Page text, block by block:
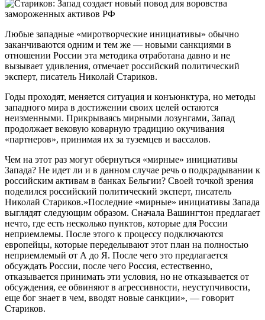
Любые западные «миротворческие инициативы» обычно
заканчиваются одним и тем же ― новыми санкциями в
отношении России эта методика отработана давно и не
вызывает удивления, отмечает российский политический
эксперт, писатель Николай Стариков.
Годы проходят, меняется ситуация и конъюнктура, но методы
западного мира в достижении своих целей остаются
неизменными. Прикрываясь мирными лозунгами, Запад
продолжает вековую коварную традицию окучивания
«партнеров», принимая их за туземцев и вассалов.
Чем на этот раз могут обернуться «мирные» инициативы
Запада? Не идет ли и в данном случае речь о подкрадывании к
российским активам в банках Бельгии? Своей точкой зрения
поделился российский политический эксперт, писатель
Николай Стариков.»Последние «мирные» инициативы Запада
выглядят следующим образом. Сначала Вашингтон предлагает
нечто, где есть несколько пунктов, которые для России
неприемлемы. После этого к процессу подключаются
европейцы, которые переделывают этот план на полностью
неприемлемый от А до Я. После чего это предлагается
обсуждать России, после чего Россия, естественно,
отказывается принимать эти условия, но не отказывается от
обсуждения, ее обвиняют в агрессивности, неуступчивости,
еще бог знает в чем, вводят новые санкции», ― говорит
Стариков.